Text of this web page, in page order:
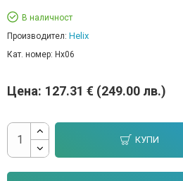
В наличност
Производител: Helix
Кат. номер: Hx06
Цена: 127.31 € (249.00 лв.)
КУПИ